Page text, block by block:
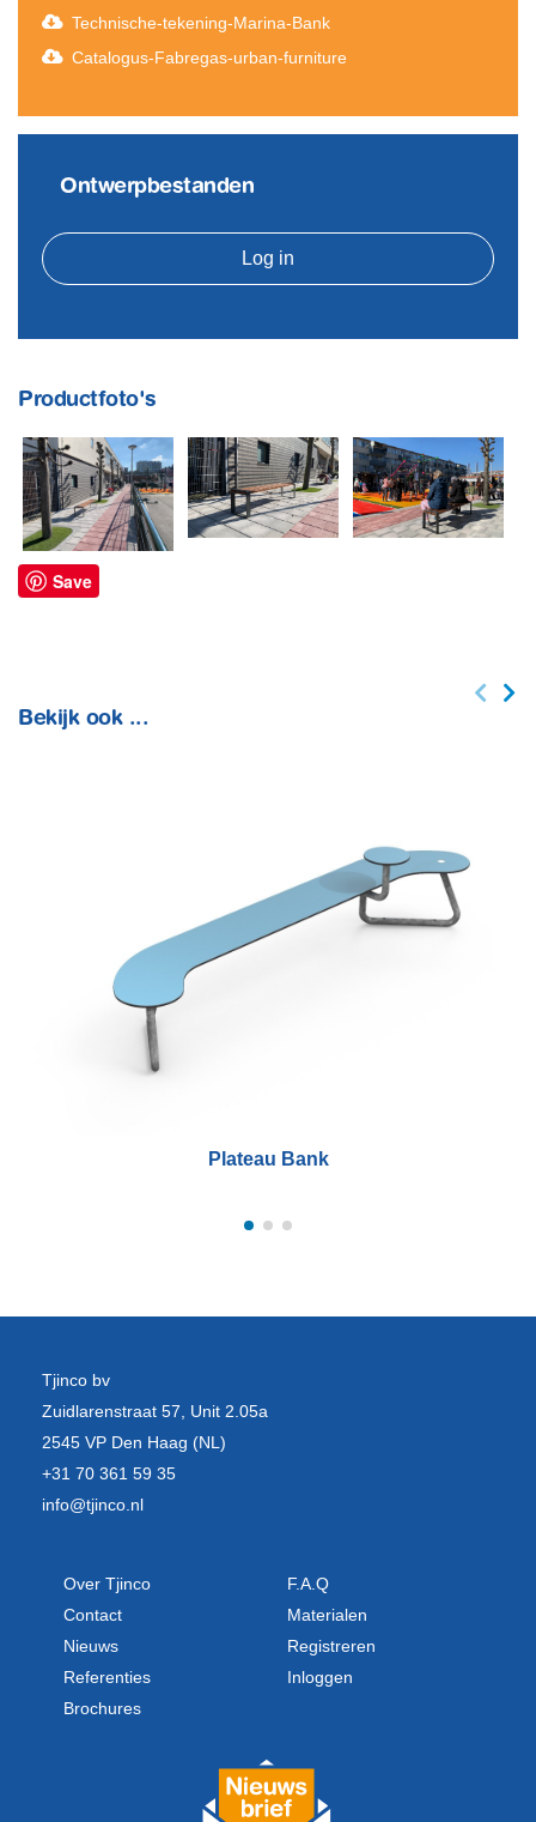
Technische-tekening-Marina-Bank
Catalogus-Fabregas-urban-furniture
Ontwerpbestanden
Log in
Productfoto's
Save
Bekijk ook ...
Plateau Bank
Tjinco bv
Zuidlarenstraat 57, Unit 2.05a
2545 VP Den Haag (NL)
+31 70 361 59 35
info@tjinco.nl
Over Tjinco
Contact
Nieuws
Referenties
Brochures
F.A.Q
Materialen
Registreren
Inloggen